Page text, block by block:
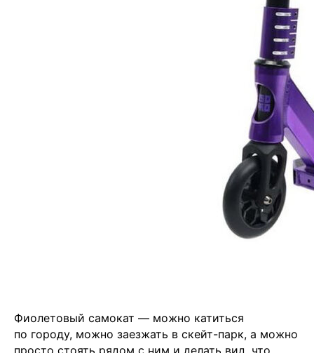
Фиолетовый самокат — можно катиться
по городу, можно заезжать в скейт-парк, а можно
просто стоять рядом с ним и делать вид, что